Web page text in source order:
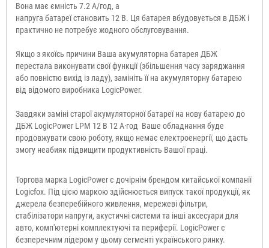
Вона має ємність 7.2 А/год, а
напруга батареї становить 12 В. Ця батарея вбудовується в ДБЖ і
практично не потребує жодного обслуговування.
Якщо з якоїсь причини Ваша акумуляторна батарея ДБЖ
перестала виконувати свої функції (збільшення часу заряджання
або повністю вихід із ладу), замініть її на акумуляторну батарею
від відомого виробника LogicPower.
Завдяки заміні старої акумуляторної батареї на нову батарею до
ДБЖ LogicPower LPM 12 В 12 А·год Ваше обладнання буде
продовжувати свою роботу, якщо немає електроенергії, що дасть
змогу неабияк підвищити продуктивність Вашої праці.
Торгова марка LogicPower є дочірнім брендом китайської компанії
Logicfox. Під цією маркою здійснюється випуск такої продукції, як
джерела безперебійного живлення, мережеві фільтри,
стабілізатори напруги, акустичні системи та інші аксесуари для
авто, комп'ютерні комплектуючі та периферії. LogicPower є
безперечним лідером у цьому сегменті українського ринку.